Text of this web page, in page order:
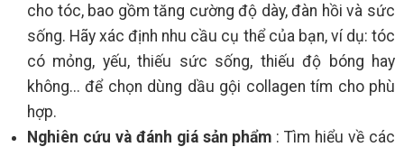
cho tóc, bao gồm tăng cường độ dày, đàn hồi và sức
sống. Hãy xác định nhu cầu cụ thể của bạn, ví dụ: tóc
có mỏng, yếu, thiếu sức sống, thiếu độ bóng hay
không... để chọn dùng dầu gội collagen tím cho phù
hợp.
Nghiên cứu và đánh giá sản phẩm : Tìm hiểu về các